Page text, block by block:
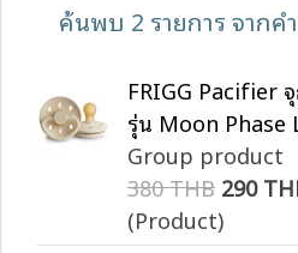
ค้นพบ 2 รายการ จากค
FRIGG Pacifier
รุ่น Moon Phase
Group product
380 THB 290
(Product)